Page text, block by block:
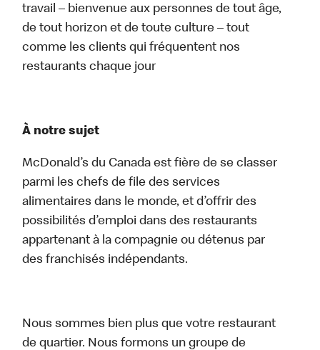
travail – bienvenue aux personnes de tout âge,
de tout horizon et de toute culture – tout
comme les clients qui fréquentent nos
restaurants chaque jour
À notre sujet
McDonald’s du Canada est fière de se classer
parmi les chefs de file des services
alimentaires dans le monde, et d’offrir des
possibilités d’emploi dans des restaurants
appartenant à la compagnie ou détenus par
des franchisés indépendants.
Nous sommes bien plus que votre restaurant
de quartier. Nous formons un groupe de